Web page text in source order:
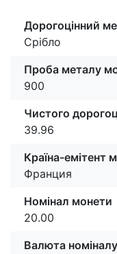
Дорогоцінний
Срібло
Проба металу
900
Чистого
39.96
Країна-емітент
Франция
Номінал монети
20.00
Валюта номіналу